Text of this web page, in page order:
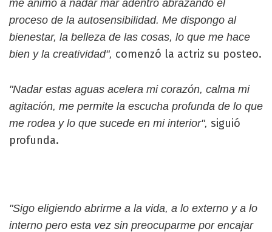
me animo a nadar mar adentro abrazando el
proceso de la autosensibilidad. Me dispongo al
bienestar, la belleza de las cosas, lo que me hace
bien y la creatividad", comenzó la actriz su posteo.
"Nadar estas aguas acelera mi corazón, calma mi
agitación, me permite la escucha profunda de lo que
me rodea y lo que sucede en mi interior", siguió
profunda.
"Sigo eligiendo abrirme a la vida, a lo externo y a lo
interno pero esta vez sin preocuparme por encajar